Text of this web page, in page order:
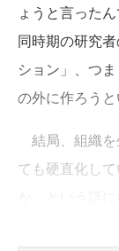
ょうと言った
同時期の研究
ション」、つ
の外に作ろうと
結局、組織を
ても硬直化し